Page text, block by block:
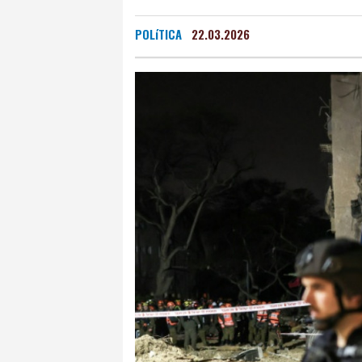
San Salvador
24 °C
Grenada
27 °C
POLíTICA 22.03.2026